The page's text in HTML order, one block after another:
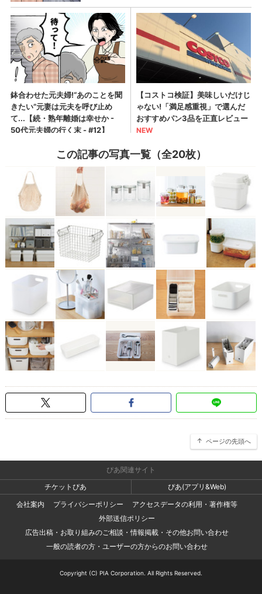
この記事の写真一覧（全20枚）
ページの先頭へ
ぴあ関連サイト
チケットぴあ
ぴあ(アプリ&Web)
会社案内
プライバシーポリシー
アクセスデータの利用・著作権等
外部送信ポリシー
広告出稿・お取り組みのご相談・情報掲載・その他お問い合わせ
一般の読者の方・ユーザーの方からのお問い合わせ
Copyright (C) PIA Corporation. All Rights Reserved.